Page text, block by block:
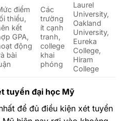
điểm
thiểu,
kết
GPA,
động
bài
Các
trường
ít cạnh
tranh,
college
khai
phóng
Laurel
University,
Oakland
University,
Eureka
College,
Hiram
College
tuyển đại học Mỹ
để đủ điều kiện xét tuyển